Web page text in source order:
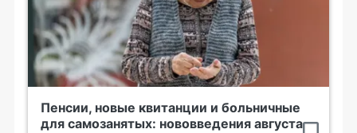
Пенсии, новые квитанции и больничные
для самозанятых: нововведения августа